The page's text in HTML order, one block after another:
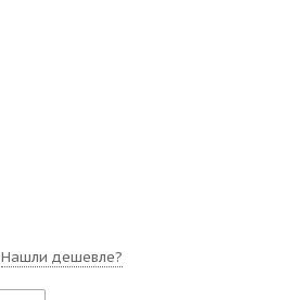
Нашли дешевле?